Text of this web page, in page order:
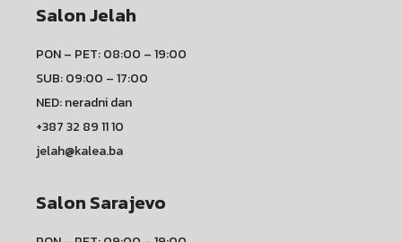
Salon Jelah
PON – PET: 08:00 – 19:00
SUB: 09:00 – 17:00
NED: neradni dan
+387 32 89 11 10
jelah@kalea.ba
Salon Sarajevo